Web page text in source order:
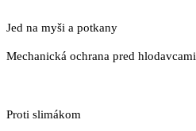
Jed na myši a potkany
Mechanická ochrana pred hlodavcami
Proti slimákom